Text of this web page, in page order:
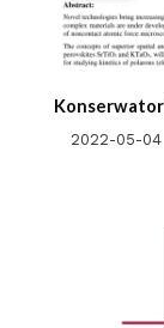
2022-05-04